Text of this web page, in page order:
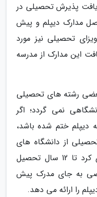
پذیرش تحصیلی در
مدارک دیپلم و پیش
تحصیلی نیز مورد
این مدارک از مدرسه
رشته های تحصیلی
نمی گردد؛ اگر
ختم شده باشد،
از دانشگاه های
کانادا، باید دوره کاردانی را سپری کرد تا 12 سال تحصیل
به جای مدرک پیش
را ارائه می دهد.